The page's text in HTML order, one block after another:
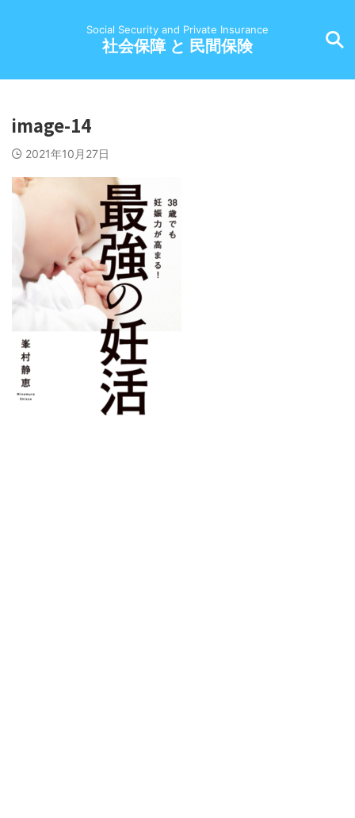
Social Security and Private Insurance
社会保障 と 民間保険
image-14
2021年10月27日